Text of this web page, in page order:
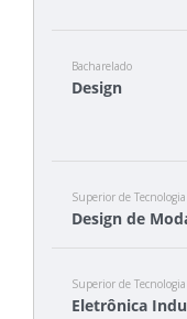
Bacharelado
Design
Superior de Tecnologia
Design de
Superior de Tecnologia
Eletrônica